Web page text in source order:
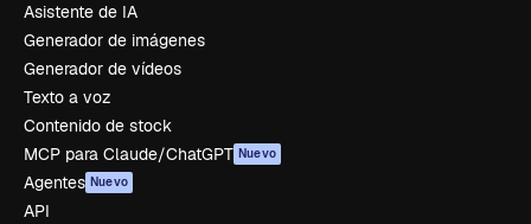
Asistente de IA
Generador de imágenes
Generador de vídeos
Texto a voz
Contenido de stock
MCP para Claude/ChatGPT Nuevo
Agentes Nuevo
API